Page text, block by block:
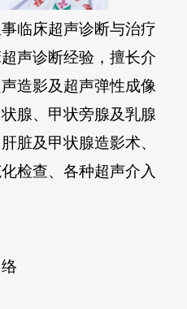
床超声诊断与治疗
声诊断经验，擅长介
造影及超声弹性成像
腺、甲状旁腺及乳腺
脏及甲状腺造影术、
检查、各种超声介入